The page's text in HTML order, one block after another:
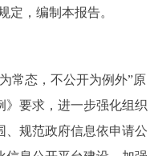
定，编制本报告。
态，不公开为例外”原
》要求，进一步强化组织
、规范政府信息依申请公